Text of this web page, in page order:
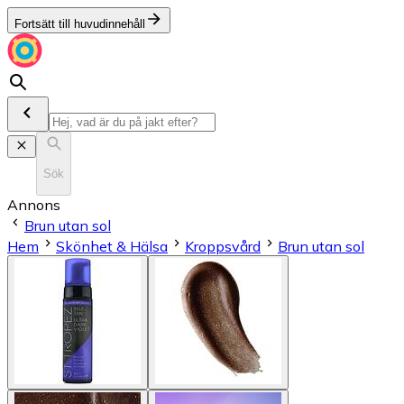
Fortsätt till huvudinnehåll
Sök
Annons
Brun utan sol
Hem
Skönhet & Hälsa Kroppsvård Brun utan sol